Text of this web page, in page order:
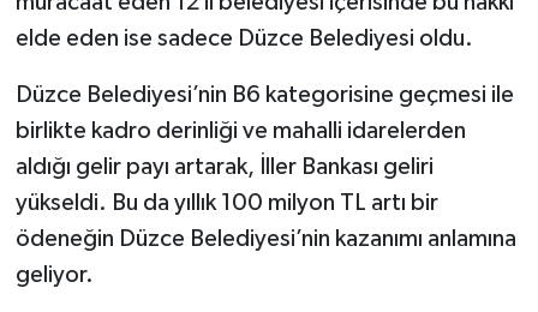
elde eden ise sadece Düzce Belediyesi oldu.
Düzce Belediyesi’nin B6 kategorisine geçmesi ile
birlikte kadro derinliği ve mahalli idarelerden
aldığı gelir payı artarak, İller Bankası geliri
yükseldi. Bu da yıllık 100 milyon TL artı bir
ödeneğin Düzce Belediyesi’nin kazanımı anlamına
geliyor.